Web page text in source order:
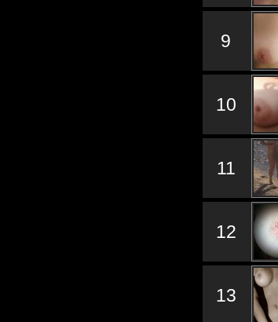
9
10
11
12
13